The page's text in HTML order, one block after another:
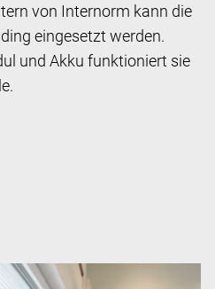
von Internorm kann die
eingesetzt werden.
und Akku funktioniert sie